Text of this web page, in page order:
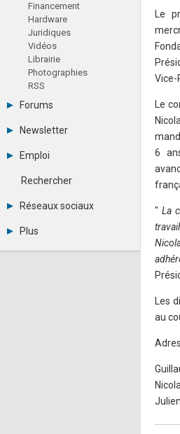
Assoc. / Syndicats (21)
Formations / Ecoles (46)
Presse spécialisée (17)
Financement
Hardware
Juridiques
Vidéos
Librairie
Photographies
RSS
Forums
Tous les forums
Se connecter
Messages privés
Contacter un modérateur
Newsletter
Archives
Abonnement
Emploi
Consulter les annonces
Observatoire de l'emploi
Rechercher
Réseaux sociaux
LinkedIn
Plus
Annonceurs
Le
Vice-
Le
6
" La
Les
au